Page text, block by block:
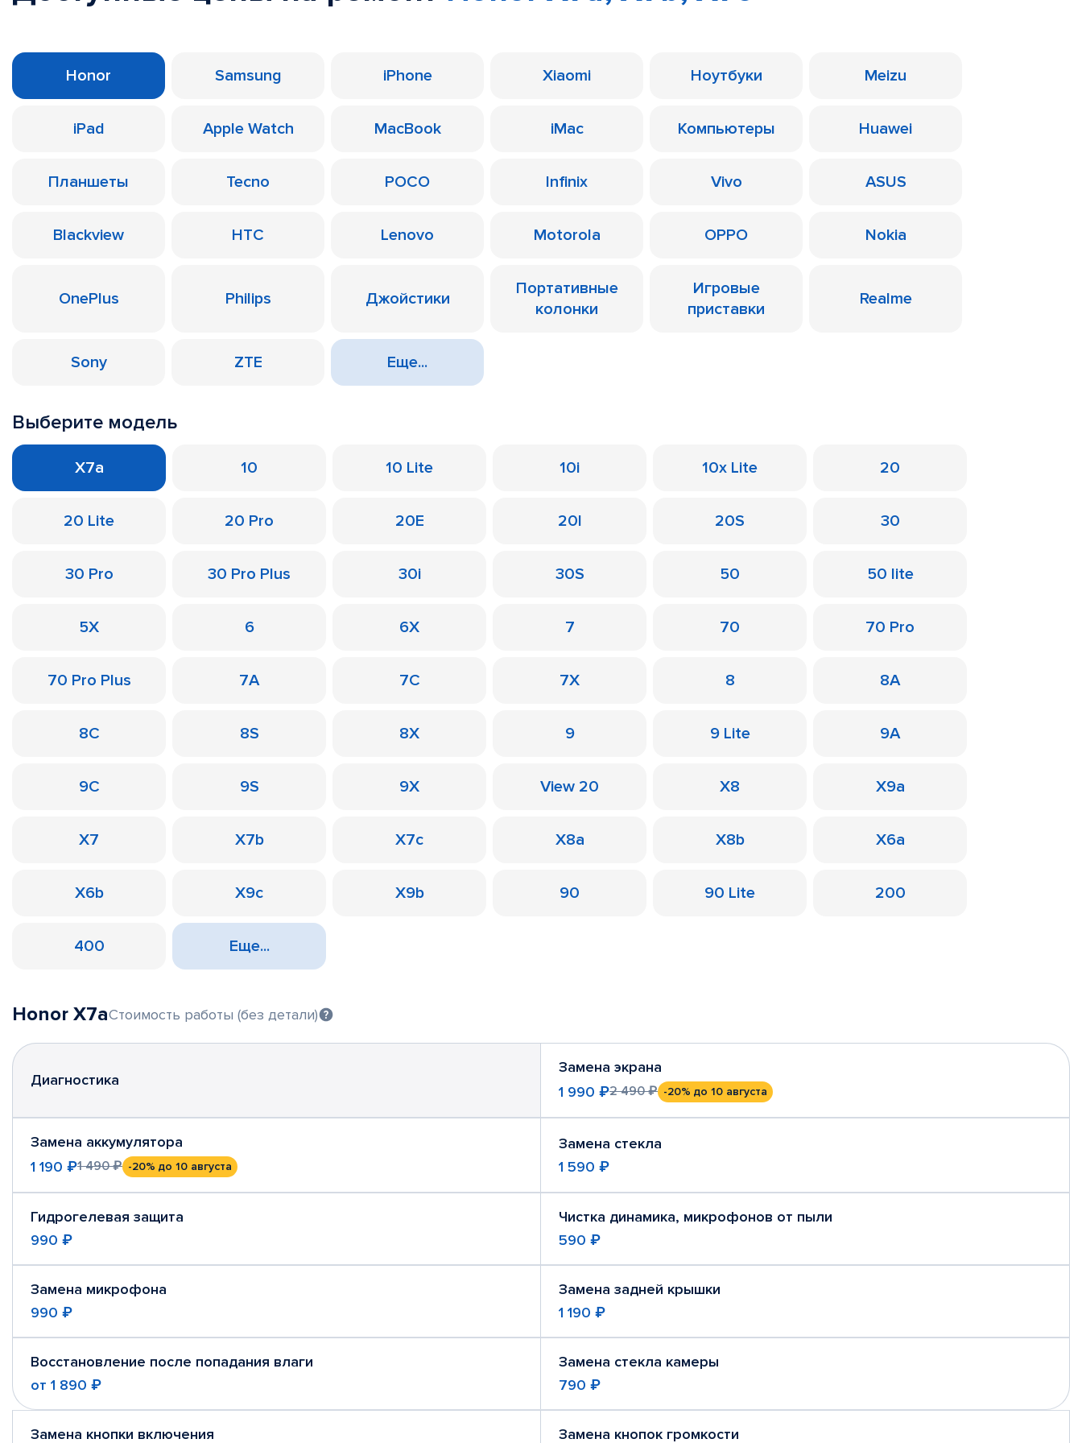
Honor Samsung iPhone Xiaomi Ноутбуки Meizu
iPad Apple Watch MacBook iMac Компьютеры Huawei
Планшеты Tecno POCO Infinix Vivo ASUS
Blackview HTC Lenovo Motorola OPPO Nokia
OnePlus Philips Джойстики
Портативные
колонки
Игровые
приставки
Realme
Sony ZTE Еще...
Выберите модель
X7a 10 10 Lite 10i 10x Lite 20
20 Lite 20 Pro 20E 20I 20S 30
30 Pro 30 Pro Plus 30i 30S 50 50 lite
5X 6 6X 7 70 70 Pro
70 Pro Plus 7A 7C 7X 8 8A
8C 8S 8X 9 9 Lite 9A
9C 9S 9X View 20 X8 X9a
X7 X7b X7c X8a X8b X6a
X6b X9c X9b 90 90 Lite 200
400 Еще...
Honor X7aСтоимость работы (без детали)
Диагностика
Замена экрана
1 990 ₽2 490 ₽ -20% до 10 августа
Замена аккумулятора
1 190 ₽1 490 ₽ -20% до 10 августа
Замена стекла
1 590 ₽
Гидрогелевая защита
990 ₽
Чистка динамика, микрофонов от пыли
590 ₽
Замена микрофона
990 ₽
Замена задней крышки
1 190 ₽
Восстановление после попадания влаги
от 1 890 ₽
Замена стекла камеры
790 ₽
Замена кнопки включения Замена кнопок громкости